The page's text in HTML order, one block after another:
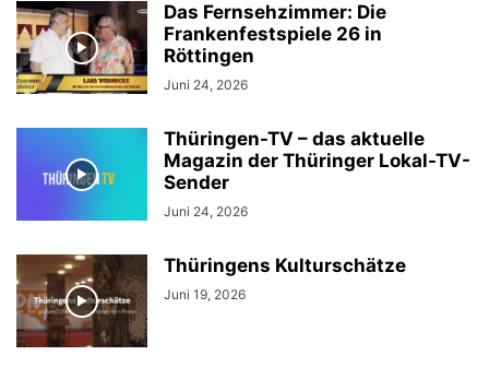
Das Fernsehzimmer: Die
Frankenfestspiele 26 in
Röttingen
Juni 24, 2026
Thüringen-TV – das aktuelle
Magazin der Thüringer Lokal-TV-
Sender
Juni 24, 2026
Thüringens Kulturschätze
Juni 19, 2026